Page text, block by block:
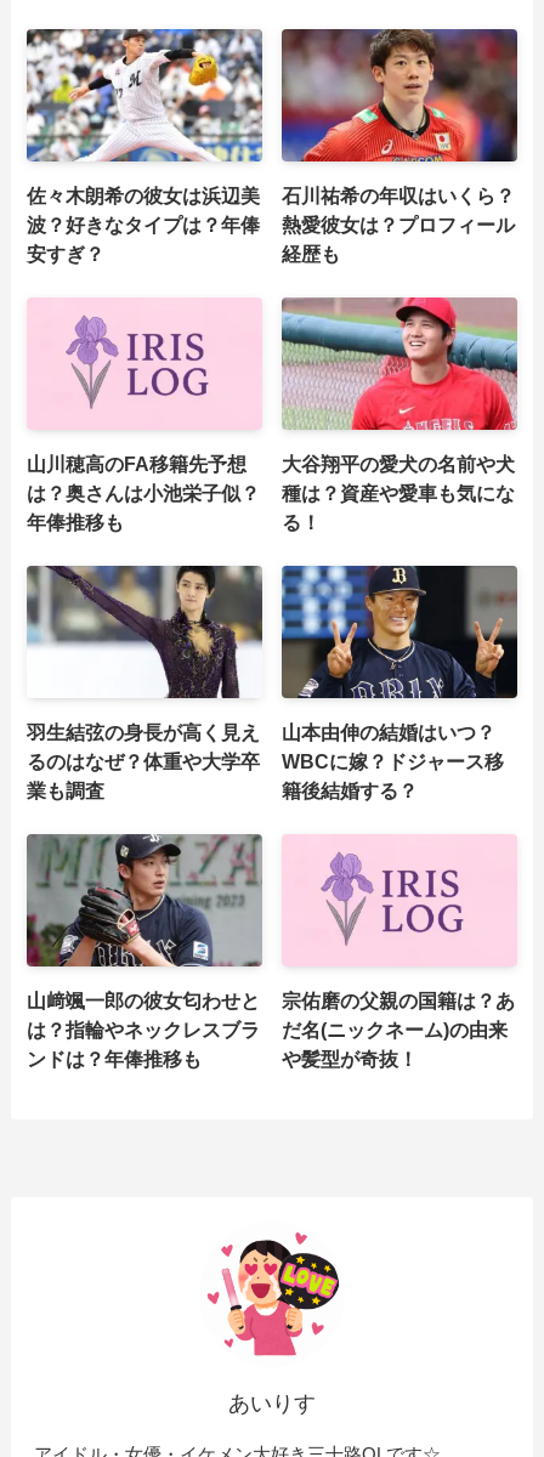
佐々木朗希の彼女は浜辺美
波？好きなタイプは？年俸
安すぎ？
石川祐希の年収はいくら？
熱愛彼女は？プロフィール
経歴も
山川穂高のFA移籍先予想
は？奥さんは小池栄子似？
年俸推移も
大谷翔平の愛犬の名前や犬
種は？資産や愛車も気にな
る！
羽生結弦の身長が高く見え
るのはなぜ？体重や大学卒
業も調査
山本由伸の結婚はいつ？
WBCに嫁？ドジャース移
籍後結婚する？
山﨑颯一郎の彼女匂わせと
は？指輪やネックレスブラ
ンドは？年俸推移も
宗佑磨の父親の国籍は？あ
だ名(ニックネーム)の由来
や髪型が奇抜！
あいりす